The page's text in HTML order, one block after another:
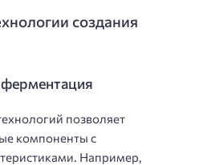
создания
позволяет
компоненты с
Например,